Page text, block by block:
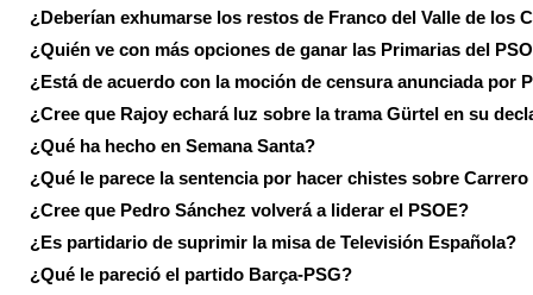
¿Deberían exhumarse los restos de Franco del Valle de los
¿Quién ve con más opciones de ganar las Primarias del
¿Está de acuerdo con la moción de censura anunciada por
¿Cree que Rajoy echará luz sobre la trama Gürtel en su
¿Qué ha hecho en Semana Santa?
¿Qué le parece la sentencia por hacer chistes sobre
¿Cree que Pedro Sánchez volverá a liderar el PSOE?
¿Es partidario de suprimir la misa de Televisión Española?
¿Qué le pareció el partido Barça-PSG?